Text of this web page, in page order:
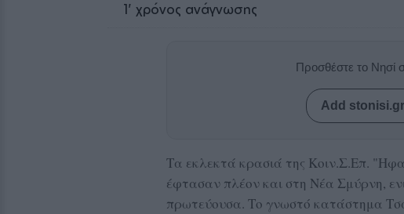
1' χρόνος ανάγνωσης
Προσθέστε το Νησί
Add
Τα εκλεκτά κρασιά της Κοιν.Σ.Επ.
έφτασαν πλέον και στη Νέα Σμύρνη,
πρωτεύουσα. Το γνωστό κατάστημα